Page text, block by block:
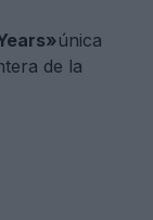
única
de la